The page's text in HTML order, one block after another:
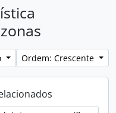
Ordem: Crescente